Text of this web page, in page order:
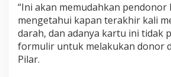
“Ini akan memudahkan pendonor
mengetahui kapan terakhir kali
darah, dan adanya kartu ini tidak
formulir untuk melakukan donor
Pilar.